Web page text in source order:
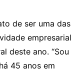
sr
o
o
m
de ser uma das
empresarial
deste ano. “Sou
45 anos em